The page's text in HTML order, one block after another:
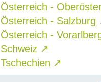
Österreich -
Österreich - Salzburg
Österreich -
Schweiz ↗
Tschechien ↗